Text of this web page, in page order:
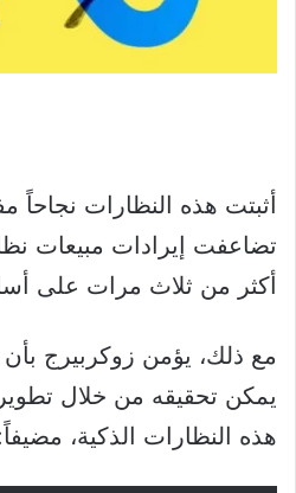
أثبتت هذه النظارات نجاحاً
أكثر من ثلاث مرات على
مع ذلك، يؤمن زوكربيرج بأن
يمكن تحقيقه من خلال
هذه النظارات الذكية،